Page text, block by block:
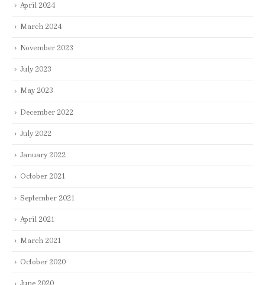
April 2024
March 2024
November 2023
July 2023
May 2023
December 2022
July 2022
January 2022
October 2021
September 2021
April 2021
March 2021
October 2020